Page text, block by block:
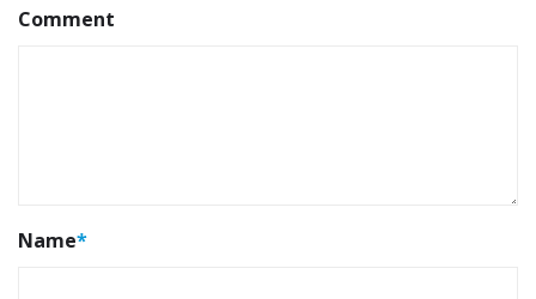
Comment
Name*